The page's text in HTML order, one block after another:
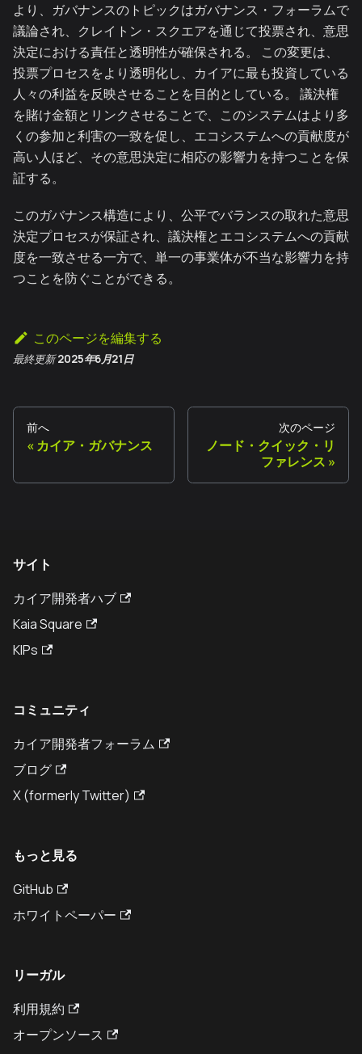
より、ガバナンスのトピックはガバナンス・フォーラムで
議論され、クレイトン・スクエアを通じて投票され、意思
決定における責任と透明性が確保される。 この変更は、
投票プロセスをより透明化し、カイアに最も投資している
人々の利益を反映させることを目的としている。 議決権
を賭け金額とリンクさせることで、このシステムはより多
くの参加と利害の一致を促し、エコシステムへの貢献度が
高い人ほど、その意思決定に相応の影響力を持つことを保
証する。
このガバナンス構造により、公平でバランスの取れた意思
決定プロセスが保証され、議決権とエコシステムへの貢献
度を一致させる一方で、単一の事業体が不当な影響力を持
つことを防ぐことができる。
このページを編集する
最終更新 2025年6月21日
前へ
カイア・ガバナンス
次のページ
ノード・クイック・リ
ファレンス
サイト
カイア開発者ハブ
Kaia Square
KIPs
コミュニティ
カイア開発者フォーラム
ブログ
X (formerly Twitter)
もっと見る
GitHub
ホワイトペーパー
リーガル
利用規約
オープンソース